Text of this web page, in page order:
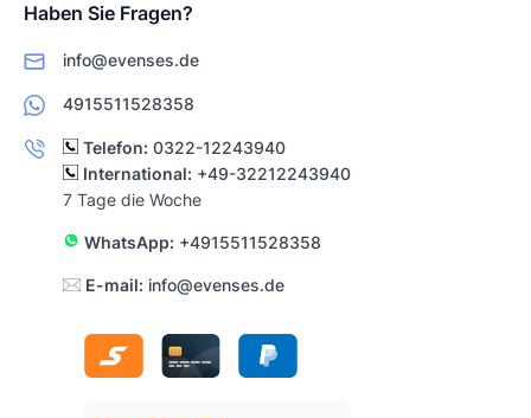
Haben Sie Fragen?
info@evenses.de
4915511528358
Telefon: 0322-12243940
International: +49-32212243940
7 Tage die Woche
WhatsApp: +4915511528358
E-mail: info@evenses.de